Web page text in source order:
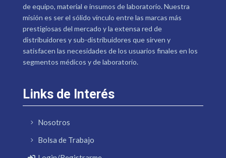
de equipo, material e insumos de laboratorio. Nuestra
misión es ser el sólido vínculo entre las marcas más
prestigiosas del mercado y la extensa red de
distribuidores y sub-distribuidores que sirven y
satisfacen las necesidades de los usuarios finales en los
segmentos médicos y de laboratorio.
Links de Interés
Nosotros
Bolsa de Trabajo